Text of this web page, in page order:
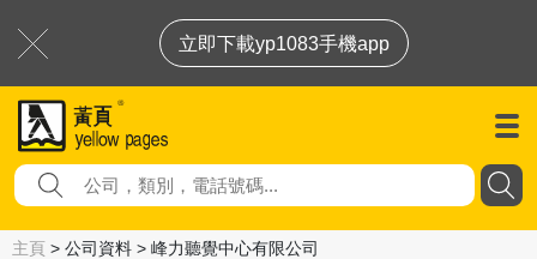
立即下載yp1083手機app
主頁 > 公司資料 > 峰力聽覺中心有限公司